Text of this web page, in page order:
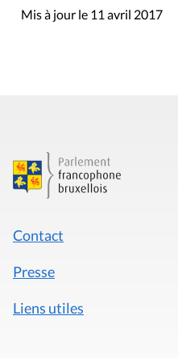
Mis à jour le 11 avril 2017
Contact
Presse
Liens utiles